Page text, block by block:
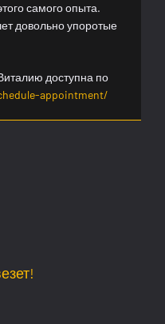
самого опыта.
довольно упоротые
доступна по
appointment/